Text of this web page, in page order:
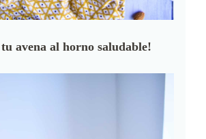
avena al horno saludable!